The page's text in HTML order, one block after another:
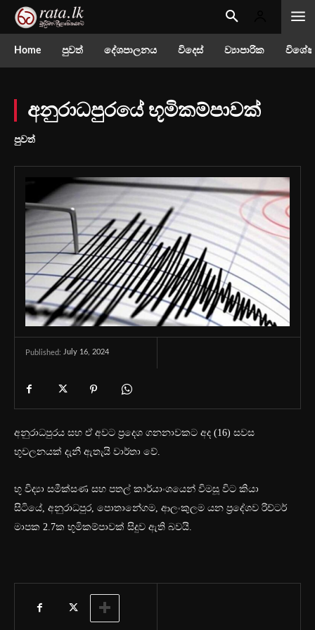
Home පුවත් දේශපාලනය විදෙස් ව්‍යාපාරික
අනුරාධපුරයේ භූමිකම්පාවක්
පුවත්
Published: July 16, 2024
අනුරාධපුරය සහ ඒ අවට ප්‍රදෙශ ගනනාවකට අද (16) සවස
භූචලනයක් දැනී ඇතැයි වාර්තා වේ.
භූ විද්‍යා සමීක්සණ සහ පතල් කාර්යාංශයෙන් විමසූ විට කියා
සිටියේ, අනුරාධපුර, පොතානේගම, ආලංකුලම යන ප්‍රදේශව රිච්ටර්
මාපක 2.7ක භූමිකම්පාවක් සිදුව ඇති බවයි.